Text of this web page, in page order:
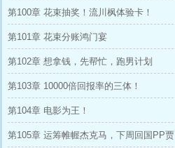
第100章 花束抽奖！流川枫体验卡！
第101章 花束分账鸿门宴
第102章 想拿钱，先帮忙，跑男计划
第103章 10000倍回报率的三体！
第104章 电影为王！
第105章 运筹帷幄杰克马，下周回国PP贾